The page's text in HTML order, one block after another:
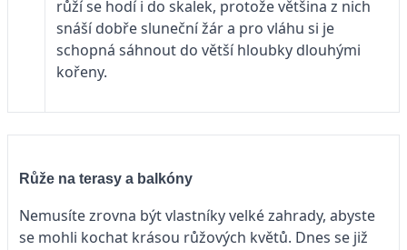
růží se hodí i do skalek, protože většina z nich
snáší dobře sluneční žár a pro vláhu si je
schopná sáhnout do větší hloubky dlouhými
kořeny.
Růže na terasy a balkóny
Nemusíte zrovna být vlastníky velké zahrady, abyste
se mohli kochat krásou růžových květů. Dnes se již